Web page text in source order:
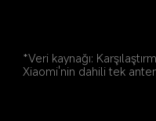
*Veri kaynağı:
Xiaomi'nin dahili tek